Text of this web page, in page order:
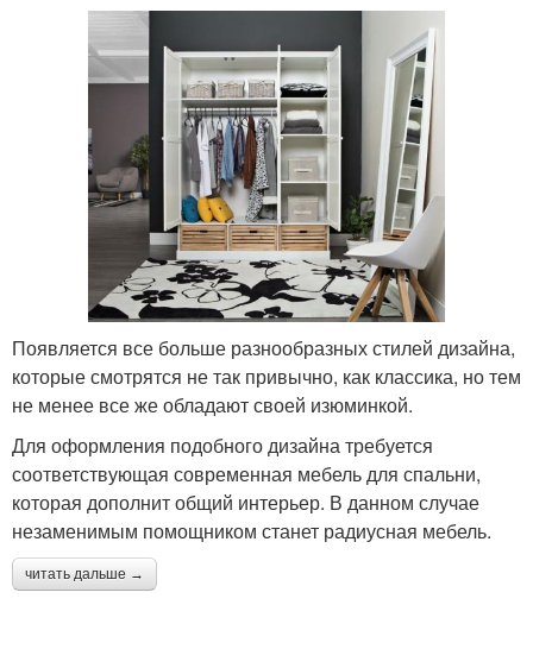
Появляется все больше разнообразных стилей дизайна,
которые смотрятся не так привычно, как классика, но тем
не менее все же обладают своей изюминкой.
Для оформления подобного дизайна требуется
соответствующая современная мебель для спальни,
которая дополнит общий интерьер. В данном случае
незаменимым помощником станет радиусная мебель.
читать дальше →